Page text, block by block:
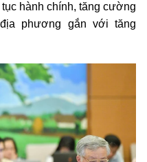
hành chính, tăng cường
phương gắn với tăng